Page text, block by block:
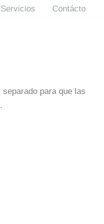
Servicios Contácto
para que las